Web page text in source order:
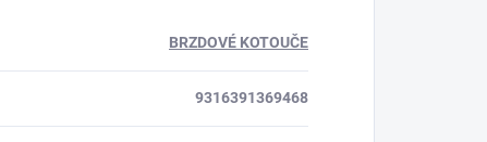
BRZDOVÉ KOTOUČE
9316391369468